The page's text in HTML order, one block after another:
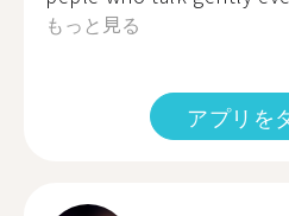
もっと見る
アプリを